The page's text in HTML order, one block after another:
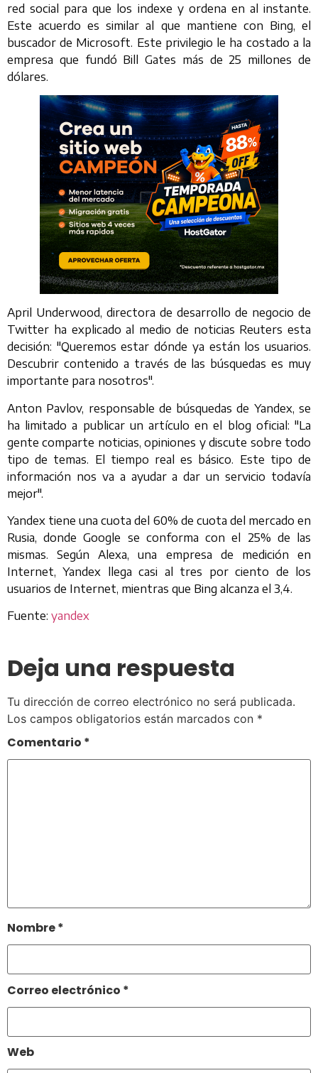
red social para que los indexe y ordena en al instante.
Este acuerdo es similar al que mantiene con Bing, el
buscador de Microsoft. Este privilegio le ha costado a la
empresa que fundó Bill Gates más de 25 millones de
dólares.
April Underwood, directora de desarrollo de negocio de
Twitter ha explicado al medio de noticias Reuters esta
decisión: "Queremos estar dónde ya están los usuarios.
Descubrir contenido a través de las búsquedas es muy
importante para nosotros".
Anton Pavlov, responsable de búsquedas de Yandex, se
ha limitado a publicar un artículo en el blog oficial: "La
gente comparte noticias, opiniones y discute sobre todo
tipo de temas. El tiempo real es básico. Este tipo de
información nos va a ayudar a dar un servicio todavía
mejor".
Yandex tiene una cuota del 60% de cuota del mercado en
Rusia, donde Google se conforma con el 25% de las
mismas. Según Alexa, una empresa de medición en
Internet, Yandex llega casi al tres por ciento de los
usuarios de Internet, mientras que Bing alcanza el 3,4.
Fuente: yandex
Deja una respuesta
Tu dirección de correo electrónico no será publicada.
Los campos obligatorios están marcados con *
Comentario *
Nombre*
Correo electrónico *
Web